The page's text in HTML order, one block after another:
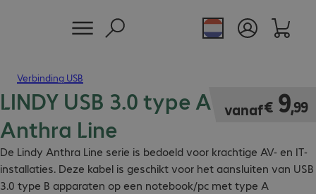
Verbinding USB
LINDY USB 3.0 type A - B kabel
Anthra Line
De Lindy Anthra Line serie is bedoeld voor krachtige AV- en IT-
installaties. Deze kabel is geschikt voor het aansluiten van USB
3.0 type B apparaten op een notebook/pc met type A
vanaf€ 9,99
€ 9,99